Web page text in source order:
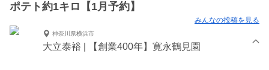
ポテト約1キロ【1月予約】
みんなの投稿を見る
神奈川県横浜市
大立泰裕 | 【創業400年】寛永鶴見園